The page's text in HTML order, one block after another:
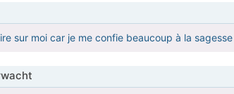
sur moi car je me confie beaucoup à la sagesse